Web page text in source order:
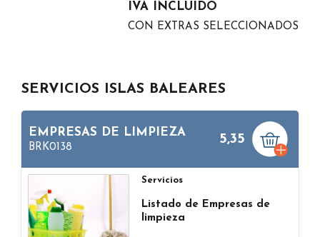
IVA INCLUIDO
CON EXTRAS SELECCIONADOS
SERVICIOS ISLAS BALEARES
EMPRESAS DE LIMPIEZA
BRK0138
5,35
Servicios
Listado de Empresas de
limpieza